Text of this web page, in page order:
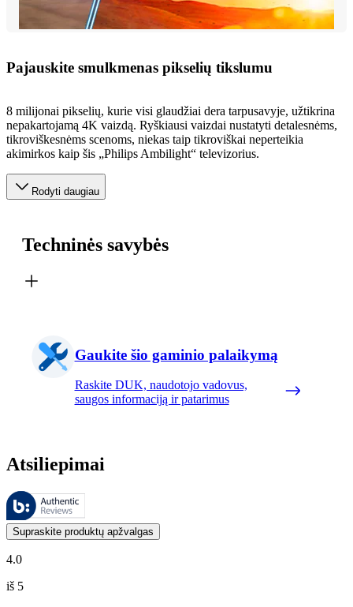
Pajauskite smulkmenas pikselių tikslumu
8 milijonai pikselių, kurie visi glaudžiai dera tarpusavyje, užtikrina
nepakartojamą 4K vaizdą. Ryškiausi vaizdai nustatyti detalesnėms,
tikroviškesnėms scenoms, niekas taip tikroviškai neperteikia
akimirkos kaip šis „Philips Ambilight“ televizorius.
Rodyti daugiau
Techninės savybės
Gaukite šio gaminio palaikymą
Raskite DUK, naudotojo vadovus,
saugos informaciją ir patarimus
Atsiliepimai
Šiuos atsiliepimus tvarko „Bazaarvoice“ ir jie atitinka
Klientų nuomonės, pateikiamos kaip produktų ir žvaigždučių
Supraskite produktų apžvalgas
4.0
iš 5